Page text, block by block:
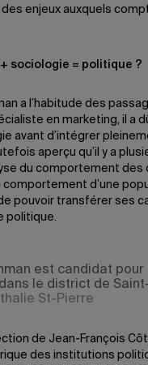
enjeux auxquels
sociologie = politique ?
a l’habitude des
en marketing, il a
avant d’intégrer
aperçu qu’il y a
du comportement
comportement d’une
pouvoir transférer ses
politique.
est candidat pour
le district de
St-Pierre
de Jean-François
des institutions